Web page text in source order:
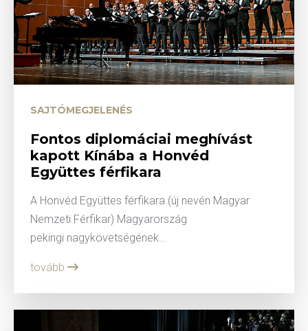
SAJTÓMEGJELENÉS
Fontos diplomáciai meghívást
kapott Kínába a Honvéd
Együttes férfikara
A Honvéd Együttes férfikara (új nevén Magyar
Nemzeti Férfikar) Magyarország
pekingi nagykövetségének...
tovább